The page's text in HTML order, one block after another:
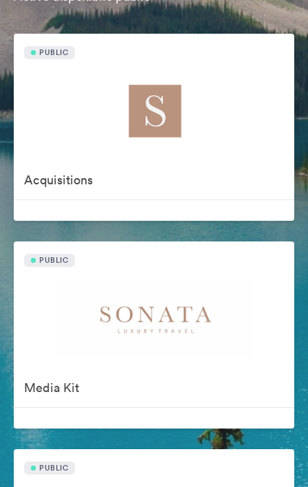
PUBLIC
Acquisitions
PUBLIC
Media Kit
PUBLIC